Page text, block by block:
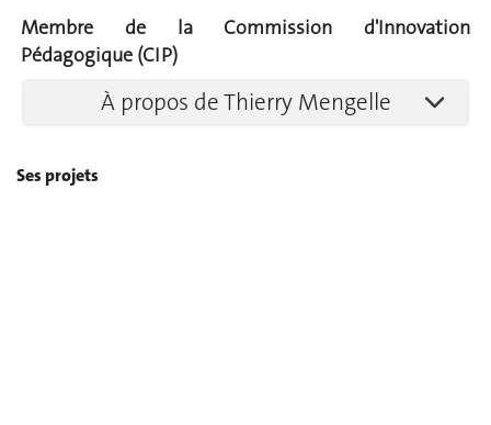
Membre de la Commission d'Innovation
Pédagogique (CIP)
À propos de Thierry Mengelle
Ses projets